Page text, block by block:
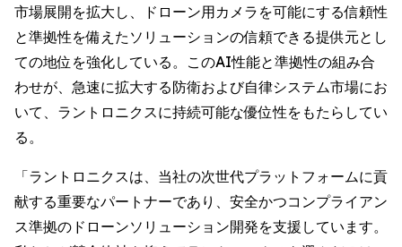
市場展開を拡大し、ドローン用カメラを可能にする信頼性
と準拠性を備えたソリューションの信頼できる提供元とし
ての地位を強化している。このAI性能と準拠性の組み合
わせが、急速に拡大する防衛および自律システム市場にお
いて、ラントロニクスに持続可能な優位性をもたらしてい
る。
「ラントロニクスは、当社の次世代プラットフォームに貢
献する重要なパートナーであり、安全かつコンプライアン
ス準拠のドローンソリューション開発を支援しています。